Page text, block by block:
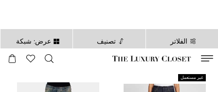
الفلاتر تصنيف عرض: شبكة
ثانية
غير مستعمل